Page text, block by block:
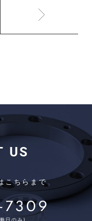
US
こちらまで
7309
日のみ)